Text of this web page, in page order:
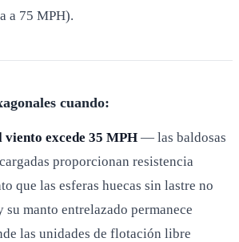
a 75 MPH).
cuando:
viento excede 35 MPH — las baldosas
proporcionan resistencia
que las esferas huecas sin lastre no
su manto entrelazado permanece
las unidades de flotación libre